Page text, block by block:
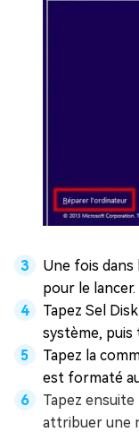
Une fois dans
pour le lancer.
Tapez Sel
système, puis
Tapez la
est formaté
Tapez
attribuer une